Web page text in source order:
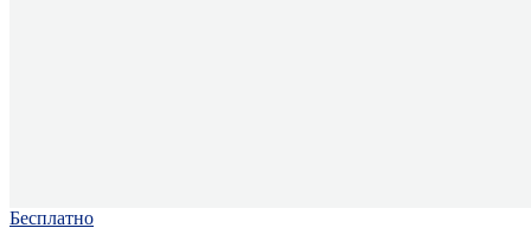
Бесплатно